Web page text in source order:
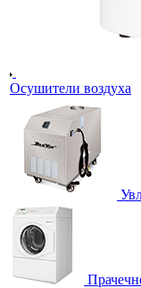
Осушители воздуха